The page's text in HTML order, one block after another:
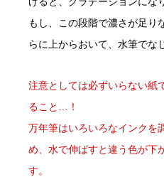
もし、この段階で濃さが足
らに上からおいて、水筆でな
注意としては必ずいらない紙
ること…！
万年筆はいろいろなインクを
め、水で伸ばすと違う色が下
す。